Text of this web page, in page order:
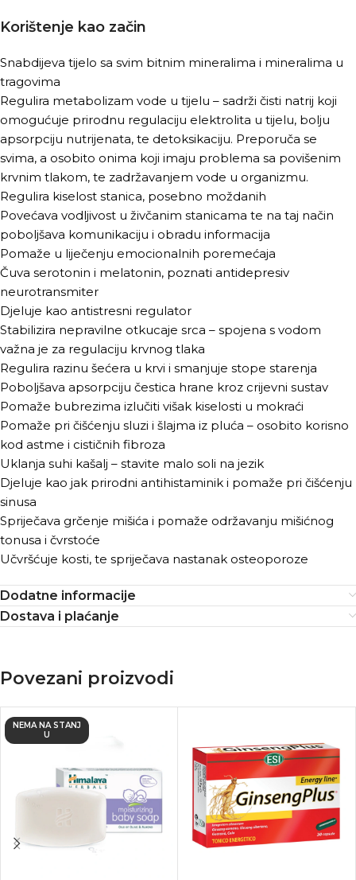
Korištenje kao začin
Snabdijeva tijelo sa svim bitnim mineralima i mineralima u
tragovima
Regulira metabolizam vode u tijelu – sadrži čisti natrij koji
omogućuje prirodnu regulaciju elektrolita u tijelu, bolju
apsorpciju nutrijenata, te detoksikaciju. Preporuča se
svima, a osobito onima koji imaju problema sa povišenim
krvnim tlakom, te zadržavanjem vode u organizmu.
Regulira kiselost stanica, posebno moždanih
Povećava vodljivost u živčanim stanicama te na taj način
poboljšava komunikaciju i obradu informacija
Pomaže u liječenju emocionalnih poremećaja
Čuva serotonin i melatonin, poznati antidepresiv
neurotransmiter
Djeluje kao antistresni regulator
Stabilizira nepravilne otkucaje srca – spojena s vodom
važna je za regulaciju krvnog tlaka
Regulira razinu šećera u krvi i smanjuje stope starenja
Poboljšava apsorpciju čestica hrane kroz crijevni sustav
Pomaže bubrezima izlučiti višak kiselosti u mokraći
Pomaže pri čišćenju sluzi i šlajma iz pluća – osobito korisno
kod astme i cističnih fibroza
Uklanja suhi kašalj – stavite malo soli na jezik
Djeluje kao jak prirodni antihistaminik i pomaže pri čišćenju
sinusa
Spriječava grčenje mišića i pomaže održavanju mišićnog
tonusa i čvrstoće
Učvršćuje kosti, te spriječava nastanak osteoporoze
Dodatne informacije
Dostava i plaćanje
Povezani proizvodi
NEMA NA STANJ
U